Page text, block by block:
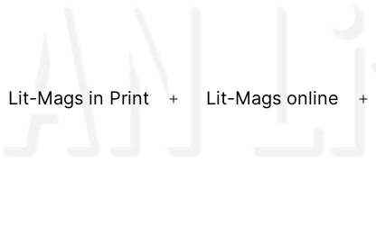
Lit-Mags in Print
Menü
Lit-Mags online